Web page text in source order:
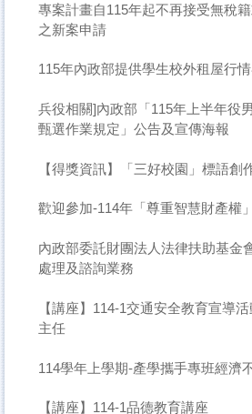
專案計畫自115年起不再接受無稅
之新案申請
115年內政部提供學生校外租屋行
兵役相關]內政部「115年上半年役
甄選作業規定」公告及宣傳海報
【得獎資訊】「三好校園」標語創
歡迎參加-114年「尊重智慧財產權
內政部委託財團法人法律扶助基金
處理及諮詢業務
【講座】114-1交通安全教育宣導
主任
114學年上學期-產學攜手專班經濟
【講座】114-1品德教育講座